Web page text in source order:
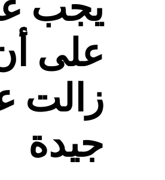
يجب
على
زالت
جيدة